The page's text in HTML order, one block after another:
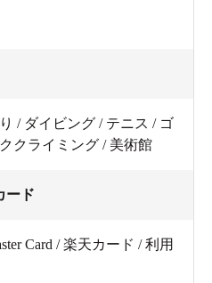
/ ダイビング / テニス / ゴ
クライミング / 美術館
ード
Card / 楽天カード / 利用